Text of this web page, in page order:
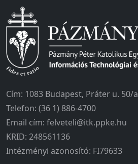
Cím: 1083 Budapest, Práter u. 50/a
Telefon: (36 1) 886-4700
Email cím: felveteli@itk.ppke.hu
KRID: 248561136
Intézményi azonosító: FI79633